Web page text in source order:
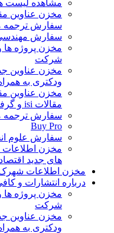
مشاهده لیست
مخزن عناوین
سفارش ترجمه
سفارش
مخزن پروژه ها
شرکت
مخزن عناوین
ودکتری به
مخزن عناوین
مقالات isi و گرفتن اکسپت
سفارش ترجمه
Buy Pro
سفارش علوم
مخزن اطلاعات
های جدید
مخزن اطلاعات
درباره انتشارات و
مخزن پروژه ها
شرکت
مخزن عناوین
ودکتری به